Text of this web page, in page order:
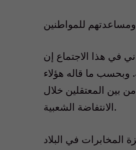
في هذا الاجتماع إن
وبحسب ما قاله هؤلاء
بين المعتقلين خلال
الانتفاضة الشعبية.
المخابرات في البلاد